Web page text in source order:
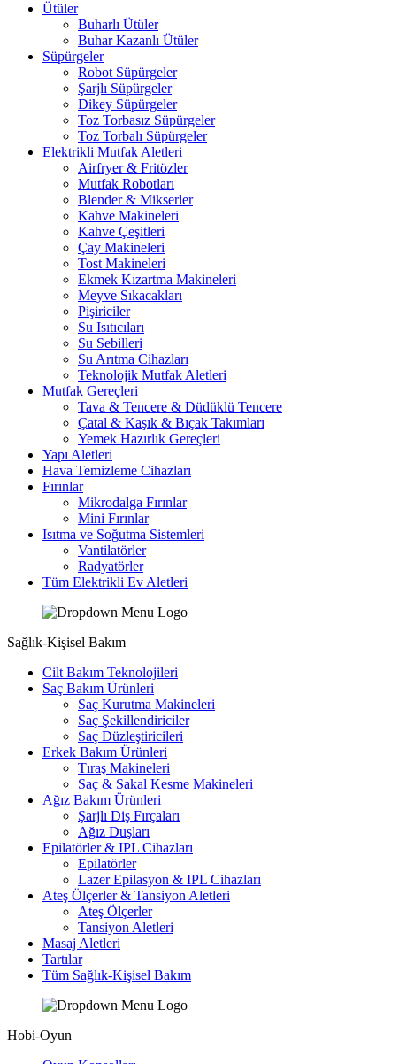
Ütüler
Buharlı Ütüler
Buhar Kazanlı Ütüler
Süpürgeler
Robot Süpürgeler
Şarjlı Süpürgeler
Dikey Süpürgeler
Toz Torbasız Süpürgeler
Toz Torbalı Süpürgeler
Elektrikli Mutfak Aletleri
Airfryer & Fritözler
Mutfak Robotları
Blender & Mikserler
Kahve Makineleri
Kahve Çeşitleri
Çay Makineleri
Tost Makineleri
Ekmek Kızartma Makineleri
Meyve Sıkacakları
Pişiriciler
Su Isıtıcıları
Su Sebilleri
Su Arıtma Cihazları
Teknolojik Mutfak Aletleri
Mutfak Gereçleri
Tava & Tencere & Düdüklü Tencere
Çatal & Kaşık & Bıçak Takımları
Yemek Hazırlık Gereçleri
Yapı Aletleri
Hava Temizleme Cihazları
Fırınlar
Mikrodalga Fırınlar
Mini Fırınlar
Isıtma ve Soğutma Sistemleri
Vantilatörler
Radyatörler
Tüm Elektrikli Ev Aletleri
Sağlık-Kişisel Bakım
Cilt Bakım Teknolojileri
Saç Bakım Ürünleri
Saç Kurutma Makineleri
Saç Şekillendiriciler
Saç Düzleştiricileri
Erkek Bakım Ürünleri
Tıraş Makineleri
Saç & Sakal Kesme Makineleri
Ağız Bakım Ürünleri
Şarjlı Diş Fırçaları
Ağız Duşları
Epilatörler & IPL Cihazları
Epilatörler
Lazer Epilasyon & IPL Cihazları
Ateş Ölçerler & Tansiyon Aletleri
Ateş Ölçerler
Tansiyon Aletleri
Masaj Aletleri
Tartılar
Tüm Sağlık-Kişisel Bakım
Hobi-Oyun